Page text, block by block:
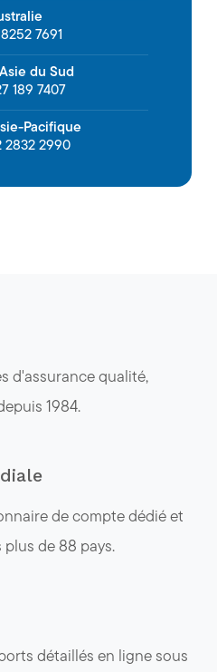
7691
du Sud
189 7407
Pacifique
2832 2990
d'assurance qualité,
1984.
de compte dédié et
de 88 pays.
détaillés en ligne sous